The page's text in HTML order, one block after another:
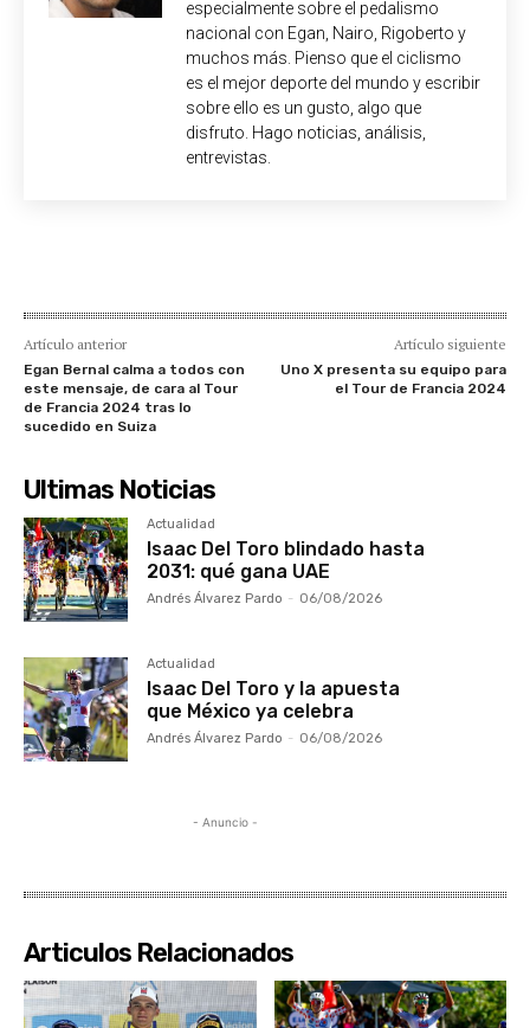
especialmente sobre el pedalismo
nacional con Egan, Nairo, Rigoberto y
muchos más. Pienso que el ciclismo
es el mejor deporte del mundo y escribir
sobre ello es un gusto, algo que
disfruto. Hago noticias, análisis,
entrevistas.
Artículo anterior
Egan Bernal calma a todos con
este mensaje, de cara al Tour
de Francia 2024 tras lo
sucedido en Suiza
Artículo siguiente
Uno X presenta su equipo para
el Tour de Francia 2024
Ultimas Noticias
Actualidad
Isaac Del Toro blindado hasta
2031: qué gana UAE
Andrés Álvarez Pardo - 06/08/2026
Actualidad
Isaac Del Toro y la apuesta
que México ya celebra
Andrés Álvarez Pardo - 06/08/2026
- Anuncio -
Articulos Relacionados